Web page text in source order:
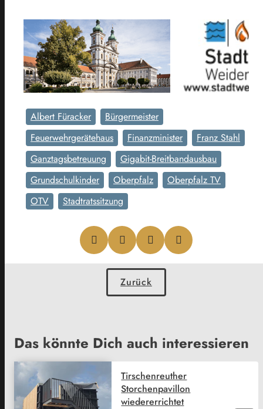
Albert Füracker
Bürgermeister
Feuerwehrgerätehaus
Finanzminister
Franz Stahl
Ganztagsbetreuung
Gigabit-Breitbandausbau
Grundschulkinder
Oberpfalz
Oberpfalz TV
OTV
Stadtratssitzung
Zurück
Das könnte Dich auch interessieren
Tirschenreuther
Storchenpavillon
wiedererrichtet